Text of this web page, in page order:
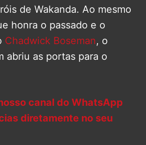
de Wakanda. Ao mesmo
honra o passado e o
Chadwick Boseman, o
abriu as portas para o
canal do WhatsApp
diretamente no seu